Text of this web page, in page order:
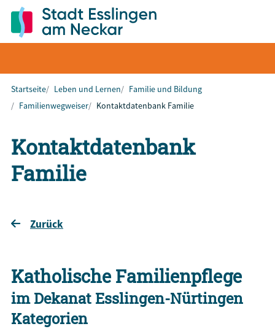
Startseite Leben und Lernen
Familie und Bildung
Familienwegweiser
Kontaktdatenbank Familie
Kontaktdatenbank
Familie
Zurück
Katholische Familienpflege
im Dekanat Esslingen-Nürtingen
Kategorien